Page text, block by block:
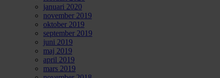
januari 2020
november 2019
oktober 2019
september 2019
juni 2019
maj 2019
april 2019
mars 2019